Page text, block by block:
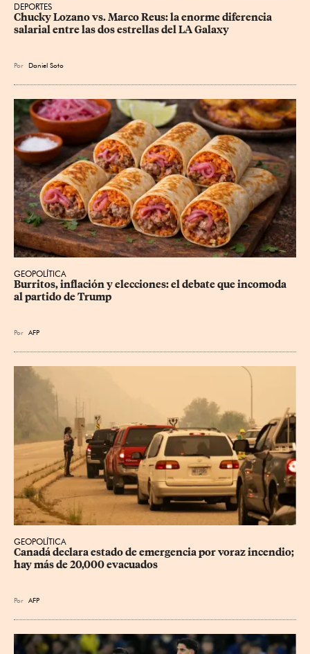
DEPORTES
Chucky Lozano vs. Marco Reus: la enorme diferencia
salarial entre las dos estrellas del LA Galaxy
Por Daniel Soto
GEOPOLÍTICA
Burritos, inflación y elecciones: el debate que incomoda
al partido de Trump
Por AFP
GEOPOLÍTICA
Canadá declara estado de emergencia por voraz incendio;
hay más de 20,000 evacuados
Por AFP